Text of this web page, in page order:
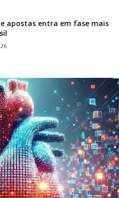
apostas entra em fase mais